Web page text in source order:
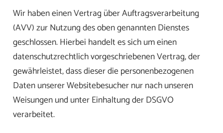
Wir haben einen Vertrag über Auftragsverarbeitung
(AVV) zur Nutzung des oben genannten Dienstes
geschlossen. Hierbei handelt es sich um einen
datenschutzrechtlich vorgeschriebenen Vertrag, der
gewährleistet, dass dieser die personenbezogenen
Daten unserer Websitebesucher nur nach unseren
Weisungen und unter Einhaltung der DSGVO
verarbeitet.